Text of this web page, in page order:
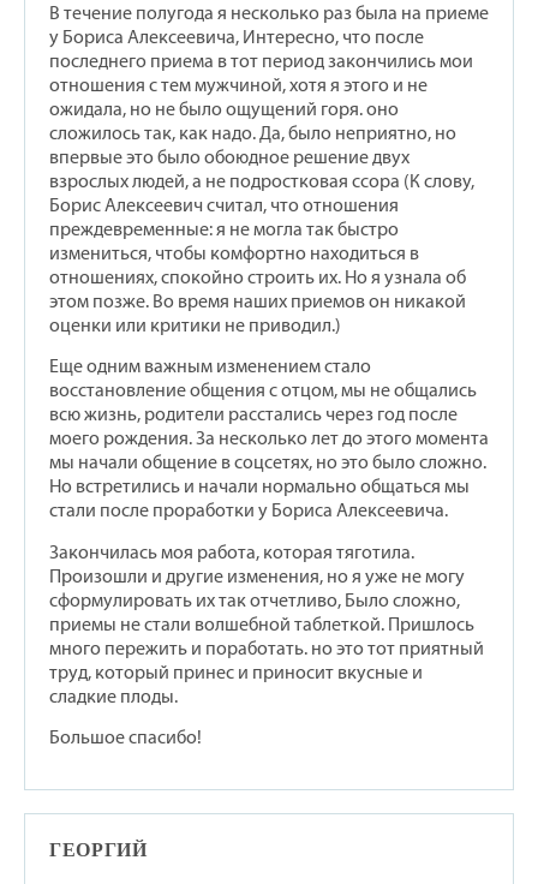
В течение полугода я несколько раз была на приеме
у Бориса Алексеевича, Интересно, что после
последнего приема в тот период закончились мои
отношения с тем мужчиной, хотя я этого и не
ожидала, но не было ощущений горя. оно
сложилось так, как надо. Да, было неприятно, но
впервые это было обоюдное решение двух
взрослых людей, а не подростковая ссора (К слову,
Борис Алексеевич считал, что отношения
преждевременные: я не могла так быстро
измениться, чтобы комфортно находиться в
отношениях, спокойно строить их. Но я узнала об
этом позже. Во время наших приемов он никакой
оценки или критики не приводил.)
Еще одним важным изменением стало
восстановление общения с отцом, мы не общались
всю жизнь, родители расстались через год после
моего рождения. За несколько лет до этого момента
мы начали общение в соцсетях, но это было сложно.
Но встретились и начали нормально общаться мы
стали после проработки у Бориса Алексеевича.
Закончилась моя работа, которая тяготила.
Произошли и другие изменения, но я уже не могу
сформулировать их так отчетливо, Было сложно,
приемы не стали волшебной таблеткой. Пришлось
много пережить и поработать. но это тот приятный
труд, который принес и приносит вкусные и
сладкие плоды.
Большое спасибо!
ГЕОРГИЙ